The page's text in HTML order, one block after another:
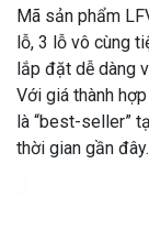
Mã sản phẩm
lỗ, 3 lỗ vô cùng
lắp đặt dễ dàng
Với giá thành
là “best-seller”
thời gian gần đây.